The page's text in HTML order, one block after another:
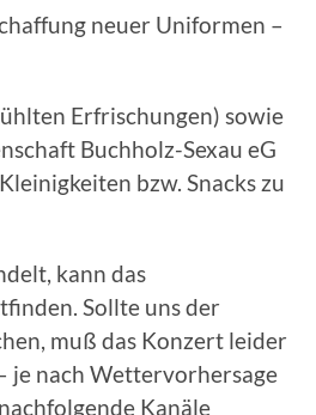
neuer Uniformen –
Erfrischungen) sowie
Buchholz-Sexau eG
bzw. Snacks zu
kann das
Sollte uns der
muß das Konzert leider
je nach Wettervorhersage
Kanäle